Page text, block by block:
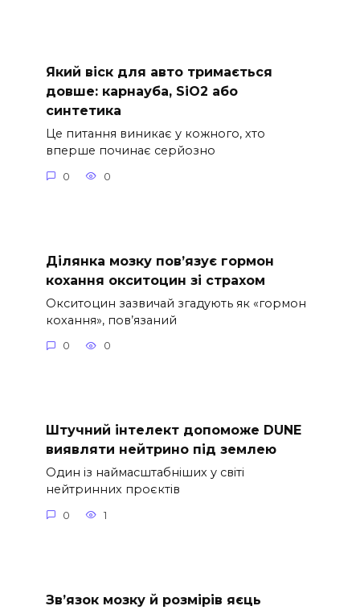
Який віск для авто тримається
довше: карнауба, SiO2 або
синтетика
Це питання виникає у кожного, хто
вперше починає серйозно
0 0
Ділянка мозку пов’язує гормон
кохання окситоцин зі страхом
Окситоцин зазвичай згадують як «гормон
кохання», пов’язаний
0 0
Штучний інтелект допоможе DUNE
виявляти нейтрино під землею
Один із наймасштабніших у світі
нейтринних проєктів
0 1
Зв’язок мозку й розмірів яєць